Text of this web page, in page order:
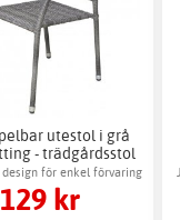
utestol i grå
- trädgårdsstol
utomhusför enkel förvaring
utomhus
129 kr